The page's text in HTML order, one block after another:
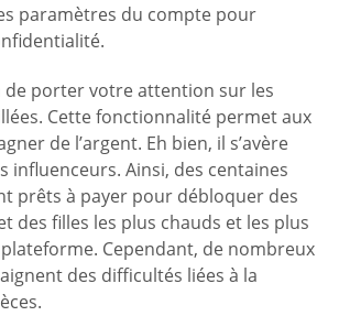
paramètres du compte pour
de porter votre attention sur les
Cette fonctionnalité permet aux
de l’argent. Eh bien, il s’avère
influenceurs. Ainsi, des centaines
prêts à payer pour débloquer des
des filles les plus chauds et les plus
Cependant, de nombreux
des difficultés liées à la